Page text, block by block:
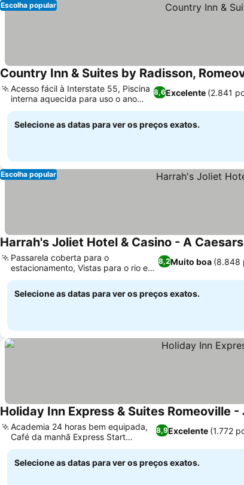
Escolha popular
Country Inn & Suites by Radisson,
8,6Excelente (2.841
Acesso fácil à Interstate 55, Piscina
interna aquecida para uso o ano
todo
Selecione as datas para ver os preços exatos.
Escolha popular
Harrah's Joliet Hotel & Casino - A
8,2Muito boa (8.848
Passarela coberta para o
estacionamento, Vistas para o rio e
fogos de artifício
Selecione as datas para ver os preços exatos.
Holiday Inn Express & Suites Romeoville
8,9Excelente (1.772
Academia 24 horas bem equipada,
Café da manhã Express Start
exclusivo
Selecione as datas para ver os preços exatos.